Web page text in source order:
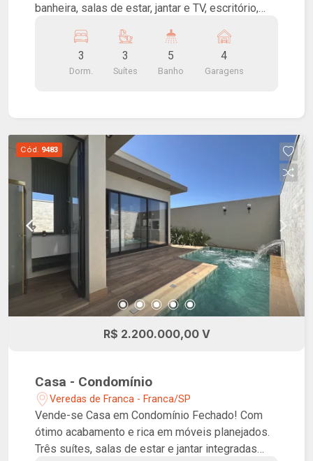
banheira, salas de estar, jantar e TV, escritório,
e garagem para até 4 carros sendo 2 vagas
cobertas. Condomínio conta com ampla área de
lazer, quadra, espaço gourmet, playground e
3
Dorm.
3
Suítes
5
Banho
4
Garagens
Cód. 9483
R$ 2.200.000,00 V
Casa - Condomínio
Veredas de Franca - Franca/SP
Vende-se Casa em Condomínio Fechado! Com
ótimo acabamento e rica em móveis planejados.
Três suítes, salas de estar e jantar integradas